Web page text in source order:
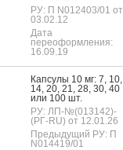
РУ: П N012403/01 от
03.02.12
Дата
переоформления:
16.09.19
Кап­су­лы 10 мг: 7, 10,
14, 20, 21, 28, 30, 40
или 100 шт.
РУ: ЛП-№(013142)-
(РГ-RU) от 12.01.26
Предыдущий РУ: П
N014419/01